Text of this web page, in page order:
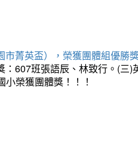
菁英盃），榮獲團體組優勝
607班張語辰、林致行。(
榮獲團體獎！！！